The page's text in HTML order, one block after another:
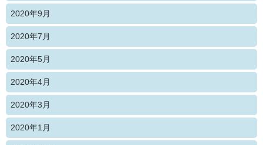
2020年9月
2020年7月
2020年5月
2020年4月
2020年3月
2020年1月